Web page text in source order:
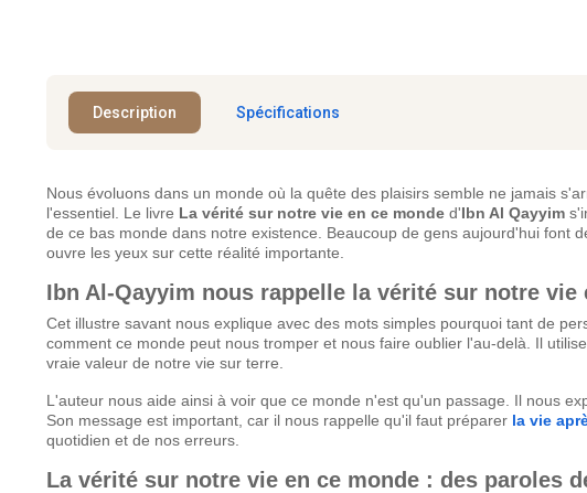
Description Spécifications
Nous évoluons dans un monde où la quête des plaisirs semble ne jamais
l'essentiel. Le livre La vérité sur notre vie en ce monde d'Ibn Al Qayyim
de ce bas monde dans notre existence. Beaucoup de gens aujourd'hui font
ouvre les yeux sur cette réalité importante.
Ibn Al-Qayyim nous rappelle la vérité sur notre vie
Cet illustre savant nous explique avec des mots simples pourquoi tant de
comment ce monde peut nous tromper et nous faire oublier l'au-delà. Il
vraie valeur de notre vie sur terre.
L'auteur nous aide ainsi à voir que ce monde n'est qu'un passage. Il nous
Son message est important, car il nous rappelle qu'il faut préparer la vie
quotidien et de nos erreurs.
La vérité sur notre vie en ce monde : des paroles